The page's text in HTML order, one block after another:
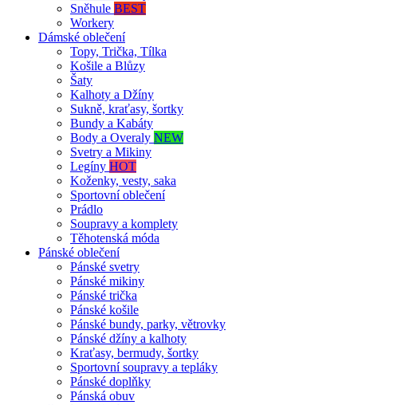
Sněhule BEST
Workery
Dámské oblečení
Topy, Trička, Tílka
Košile a Blůzy
Šaty
Kalhoty a Džíny
Sukně, kraťasy, šortky
Bundy a Kabáty
Body a Overaly NEW
Svetry a Mikiny
Legíny HOT
Koženky, vesty, saka
Sportovní oblečení
Prádlo
Soupravy a komplety
Těhotenská móda
Pánské oblečení
Pánské svetry
Pánské mikiny
Pánské trička
Pánské košile
Pánské bundy, parky, větrovky
Pánské džíny a kalhoty
Kraťasy, bermudy, šortky
Sportovní soupravy a tepláky
Pánské doplňky
Pánská obuv